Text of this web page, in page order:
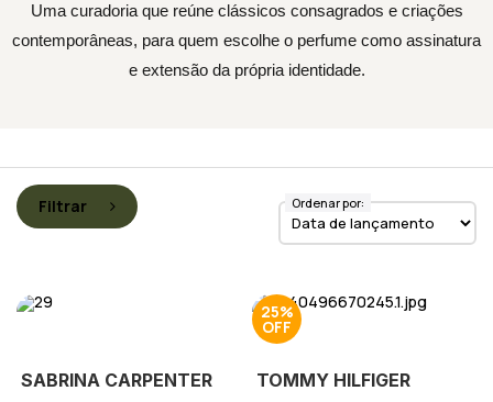
Uma curadoria que reúne clássicos consagrados e criações
contemporâneas, para quem escolhe o perfume como assinatura
e extensão da própria identidade.
Filtrar Ordenar por:
SABRINA CARPENTER
25%
TOMMY HILFIGER